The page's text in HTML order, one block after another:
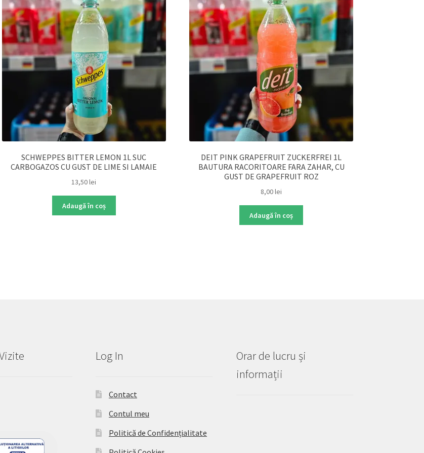
SCHWEPPES BITTER LEMON 1L SUC
CARBOGAZOS CU GUST DE LIME SI LAMAIE
13,50lei
Adaugă în coș
DEIT PINK GRAPEFRUIT ZUCKERFREI 1L
BAUTURA RACORITOARE FARA ZAHAR, CU
GUST DE GRAPEFRUIT ROZ
8,00lei
Adaugă în coș
Log In
Contact
Contul meu
Politică de Confidențialitate
Orar de lucru și
informații